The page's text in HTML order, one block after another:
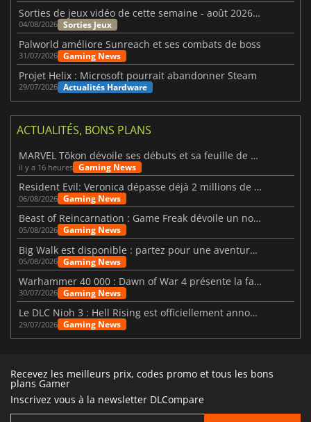
Sorties de jeux vidéo de cette semaine - août 2026 (semaine 32)
04/08/2026 Sorties Jeux
Palworld améliore Sunreach et ses combats de boss
31/07/2026 Gaming News
Projet Helix : Microsoft pourrait abandonner Steam
29/07/2026 Actualités Hardware
ACTUALITÉS, BONS PLANS
MARVEL Tōkon dévoile ses débuts et sa feuille de route
il y a 16 heures Gaming News
Resident Evil: Veronica dépasse déjà 2 millions de wishlists
06/08/2026 Gaming News
Beast of Reincarnation : Game Freak dévoile un nouveau pari
05/08/2026 Gaming News
Big Walk est disponible : partez pour une aventure entre amis
05/08/2026 Gaming News
Warhammer 40 000 : Dawn of War 4 présente la faction des Nécrons
30/07/2026 Gaming News
Le DLC Nioh 3 : Hell Rising est officiellement annoncé
29/07/2026 Gaming News
Recevez les meilleurs prix, codes promo et tous les bons
plans Gamer
Inscrivez vous à la newsletter DLCompare